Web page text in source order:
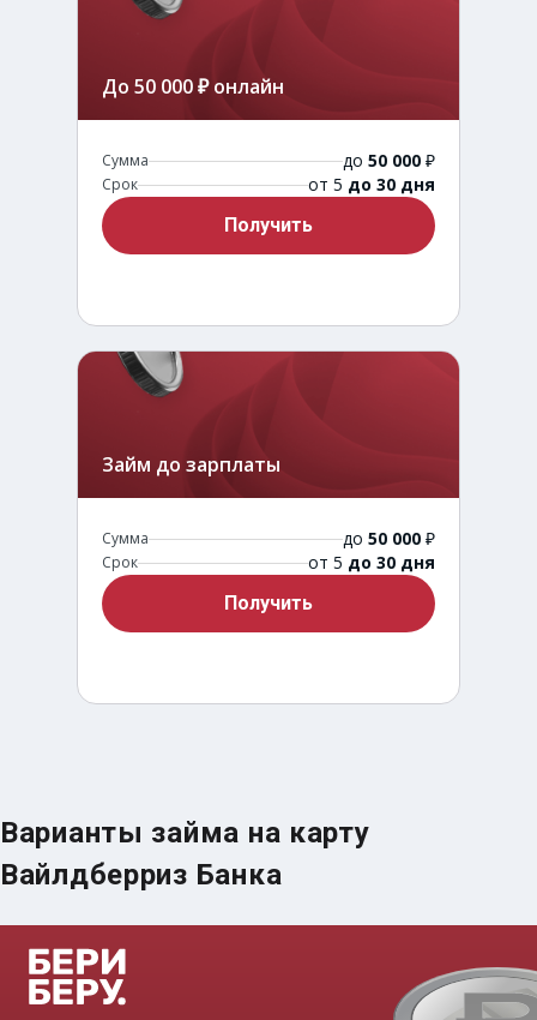
До 50 000 ₽ онлайн
Сумма до 50 000 ₽
Срок от 5 до 30 дня
Получить
Займ до зарплаты
Сумма до 50 000 ₽
Срок от 5 до 30 дня
Получить
Срочный займ за 15 минут
Варианты займа на карту
Вайлдберриз Банка